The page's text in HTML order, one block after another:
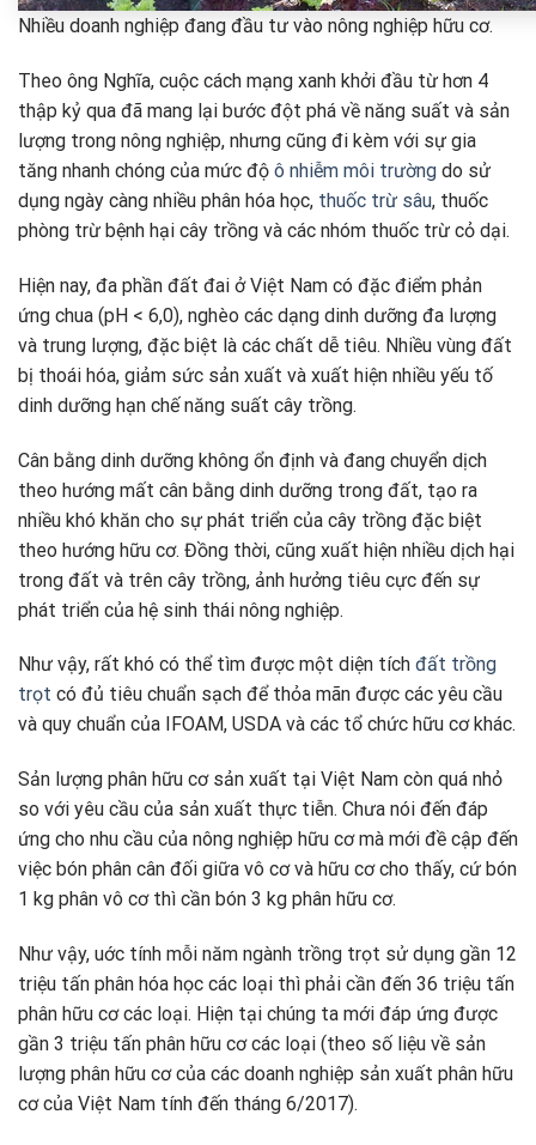
Nhiều doanh nghiệp đang đầu tư vào nông nghiệp hữu cơ.
Theo ông Nghĩa, cuộc cách mạng xanh khởi đầu từ hơn 4
thập kỷ qua đã mang lại bước đột phá về năng suất và sản
lượng trong nông nghiệp, nhưng cũng đi kèm với sự gia
tăng nhanh chóng của mức độ ô nhiễm môi trường do sử
dụng ngày càng nhiều phân hóa học, thuốc trừ sâu, thuốc
phòng trừ bệnh hại cây trồng và các nhóm thuốc trừ cỏ dại.
Hiện nay, đa phần đất đai ở Việt Nam có đặc điểm phản
ứng chua (pH < 6,0), nghèo các dạng dinh dưỡng đa lượng
và trung lượng, đặc biệt là các chất dễ tiêu. Nhiều vùng đất
bị thoái hóa, giảm sức sản xuất và xuất hiện nhiều yếu tố
dinh dưỡng hạn chế năng suất cây trồng.
Cân bằng dinh dưỡng không ổn định và đang chuyển dịch
theo hướng mất cân bằng dinh dưỡng trong đất, tạo ra
nhiều khó khăn cho sự phát triển của cây trồng đặc biệt
theo hướng hữu cơ. Đồng thời, cũng xuất hiện nhiều dịch hại
trong đất và trên cây trồng, ảnh hưởng tiêu cực đến sự
phát triển của hệ sinh thái nông nghiệp.
Như vậy, rất khó có thể tìm được một diện tích đất trồng
trọt có đủ tiêu chuẩn sạch để thỏa mãn được các yêu cầu
và quy chuẩn của IFOAM, USDA và các tổ chức hữu cơ khác.
Sản lượng phân hữu cơ sản xuất tại Việt Nam còn quá nhỏ
so với yêu cầu của sản xuất thực tiễn. Chưa nói đến đáp
ứng cho nhu cầu của nông nghiệp hữu cơ mà mới đề cập đến
việc bón phân cân đối giữa vô cơ và hữu cơ cho thấy, cứ bón
1 kg phân vô cơ thì cần bón 3 kg phân hữu cơ.
Như vậy, uớc tính mỗi năm ngành trồng trọt sử dụng gần 12
triệu tấn phân hóa học các loại thì phải cần đến 36 triệu tấn
phân hữu cơ các loại. Hiện tại chúng ta mới đáp ứng được
gần 3 triệu tấn phân hữu cơ các loại (theo số liệu về sản
lượng phân hữu cơ của các doanh nghiệp sản xuất phân hữu
cơ của Việt Nam tính đến tháng 6/2017).